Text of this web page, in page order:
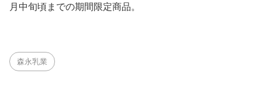
月中旬頃までの期間限定商品。
森永乳業